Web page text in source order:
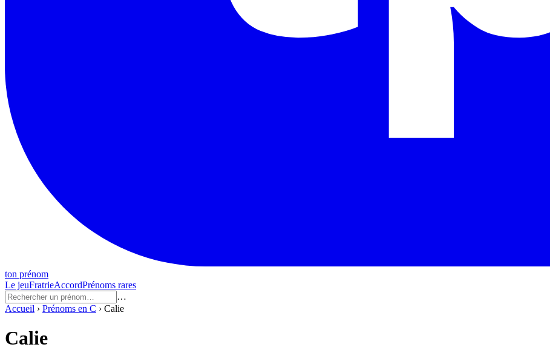
ton prénom
Le jeuFratrieAccordPrénoms rares
…
Accueil › Prénoms en C › Calie
Calie